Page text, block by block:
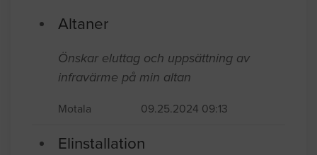
Altaner
Önskar eluttag och uppsättning av
infravärme på min altan
Motala 09.25.2024 09:13
Elinstallation